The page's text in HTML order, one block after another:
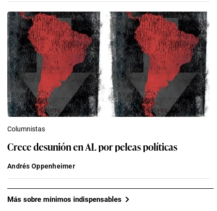
Columnistas
Crece desunión en AL por peleas políticas
Andrés Oppenheimer
Más sobre mínimos indispensables